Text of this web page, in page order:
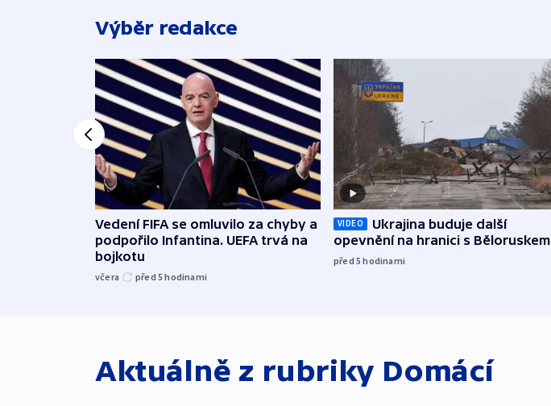
Výběr redakce
Vedení FIFA se omluvilo za chyby a
podpořilo Infantina. UEFA trvá na
bojkotu
včera před 5hodinami
VIDEO
Ukrajina buduje další
opevnění na hranici s Běloruskem
před 5hodinami
Aktuálně z rubriky Domácí